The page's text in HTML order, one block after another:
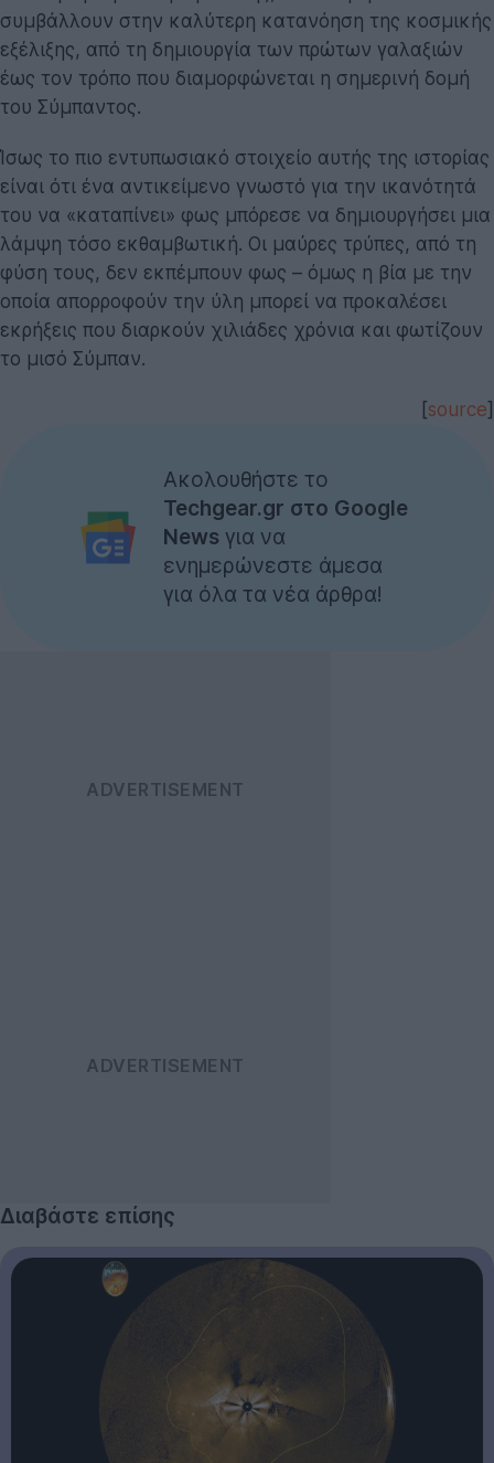
συμβάλλουν στην καλύτερη κατανόηση της κοσμικής
εξέλιξης, από τη δημιουργία των πρώτων γαλαξιών
έως τον τρόπο που διαμορφώνεται η σημερινή δομή
του Σύμπαντος.
Ίσως το πιο εντυπωσιακό στοιχείο αυτής της ιστορίας
είναι ότι ένα αντικείμενο γνωστό για την ικανότητά
του να «καταπίνει» φως μπόρεσε να δημιουργήσει μια
λάμψη τόσο εκθαμβωτική. Οι μαύρες τρύπες, από τη
φύση τους, δεν εκπέμπουν φως – όμως η βία με την
οποία απορροφούν την ύλη μπορεί να προκαλέσει
εκρήξεις που διαρκούν χιλιάδες χρόνια και φωτίζουν
το μισό Σύμπαν.
[source]
Ακολουθήστε το
Techgear.gr στο Google
News για να
ενημερώνεστε άμεσα
για όλα τα νέα άρθρα!
Διαβάστε επίσης